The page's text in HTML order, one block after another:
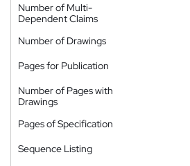
Number of Multi-
Dependent Claims
Number of Drawings
Pages for Publication
Number of Pages with
Drawings
Pages of Specification
Sequence Listing